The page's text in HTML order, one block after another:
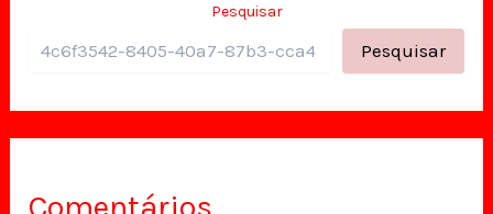
Pesquisar
Pesquisar